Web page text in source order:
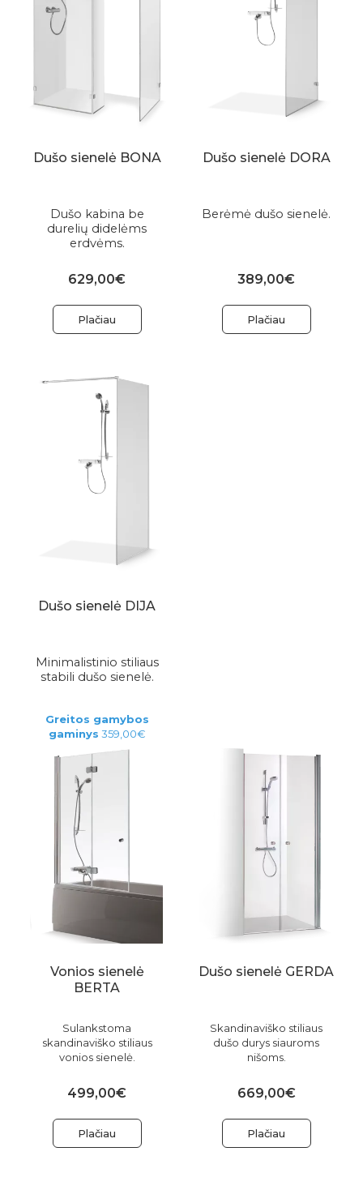
Dušo sienelė BONA
Dušo kabina be
durelių didelėms
erdvėms.
629,00€
Plačiau
Dušo sienelė DORA
Berėmė dušo sienelė.
389,00€
Plačiau
Dušo sienelė DIJA
Minimalistinio stiliaus
stabili dušo sienelė.
Greitos gamybos
gaminys 359,00€
Vonios sienelė
BERTA
Sulankstoma
skandinaviško stiliaus
vonios sienelė.
499,00€
Plačiau
Dušo sienelė GERDA
Skandinaviško stiliaus
dušo durys siauroms
nišoms.
669,00€
Plačiau